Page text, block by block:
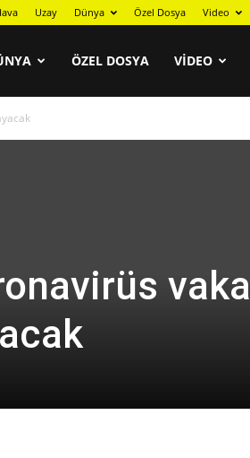
Uzay Dünya Özel Dosya Video
ÖZEL DOSYA VIDEO
vaka